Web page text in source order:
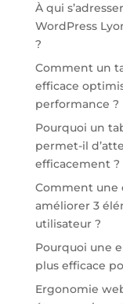
À qui
WordPress
?
Comment un
efficace
performance ?
Pourquoi un
permet-il
efficacement ?
Comment une
améliorer 3
utilisateur ?
Pourquoi une
plus efficace
Ergonomie